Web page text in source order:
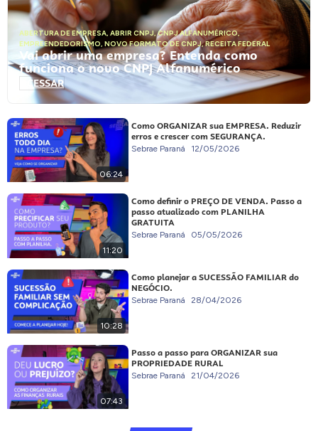
ABERTURA DE EMPRESA, ABRIR CNPJ,CNPJ ALFANUMÉRICO,
EMPREENDEDORISMO, NOVO FORMATO DE CNPJ,RECEITA FEDERAL
Vai abrir uma empresa? Entenda como
funciona o novo CNPJ Alfanumérico
ACESSAR
06:24
Como ORGANIZAR sua EMPRESA. Reduzir
erros e crescer com SEGURANÇA.
Sebrae Paraná 12/05/2026
11:20
Como definir o PREÇO DE VENDA. Passo a
passo atualizado com PLANILHA
GRATUITA
Sebrae Paraná 05/05/2026
10:28
Como planejar a SUCESSÃO FAMILIAR do
NEGÓCIO.
Sebrae Paraná 28/04/2026
07:43
Passo a passo para ORGANIZAR sua
PROPRIEDADE RURAL
Sebrae Paraná 21/04/2026